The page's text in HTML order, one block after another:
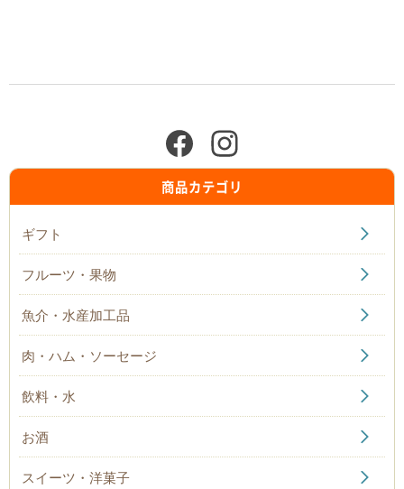
商品カテゴリ
ギフト
フルーツ・果物
魚介・水産加工品
肉・ハム・ソーセージ
飲料・水
お酒
スイーツ・洋菓子